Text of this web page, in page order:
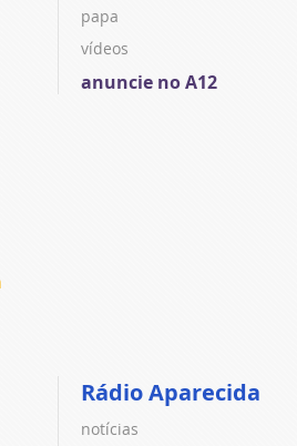
papa
vídeos
anuncie no A12
Rádio Aparecida
notícias